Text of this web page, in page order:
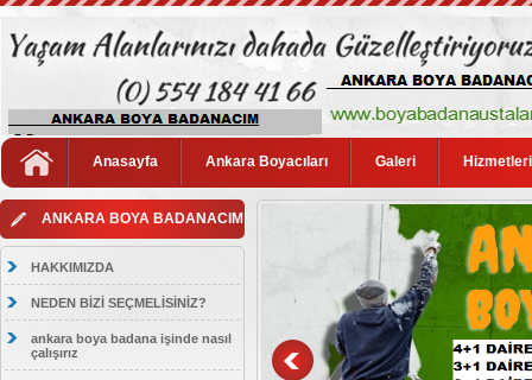
Anasayfa Ankara Boyacıları Galeri
ANKARA BOYA BADANACIM
HAKKIMIZDA
NEDEN BİZİ SEÇMELİSİNİZ?
ankara boya badana işinde nasıl
çalışırız